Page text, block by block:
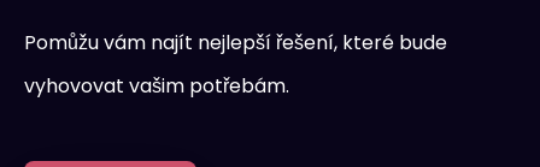
Pomůžu vám najít nejlepší řešení, které bude
vyhovovat vašim potřebám.